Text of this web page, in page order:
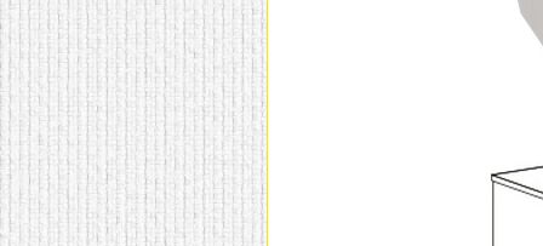
домашнем использовании.
Эта мебель имеет
некоторые преимущества
перед той же стенкой для
гостиной, к примеру,
поскольку она более
легкая и не загромождает
пространство. В спальне
этот предмет можно
поставить у изголовья
кровати, чтобы заполнить
пустующее там
место. Также стеллажи